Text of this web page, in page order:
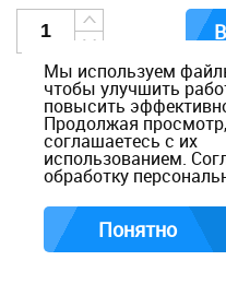
Мы используем
чтобы улучшить
повысить
Продолжая
соглашаетесь с их
использованием.
обработку
Понятно